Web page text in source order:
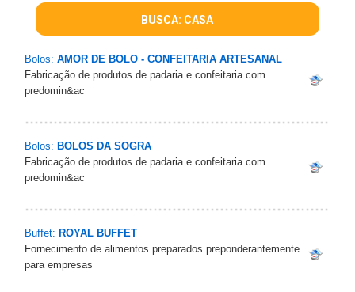
BUSCA: CASA
Bolos: AMOR DE BOLO - CONFEITARIA ARTESANAL
Fabricação de produtos de padaria e confeitaria com
predomin&ac
Bolos: BOLOS DA SOGRA
Fabricação de produtos de padaria e confeitaria com
predomin&ac
Buffet: ROYAL BUFFET
Fornecimento de alimentos preparados preponderantemente
para empresas